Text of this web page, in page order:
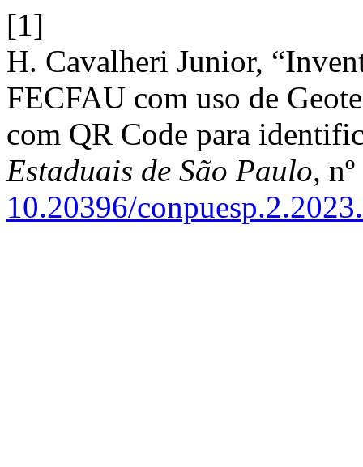
[1]
H. Cavalheri Junior,
FECFAU com uso de
com QR Code para
Estaduais de São Paulo,
10.20396/